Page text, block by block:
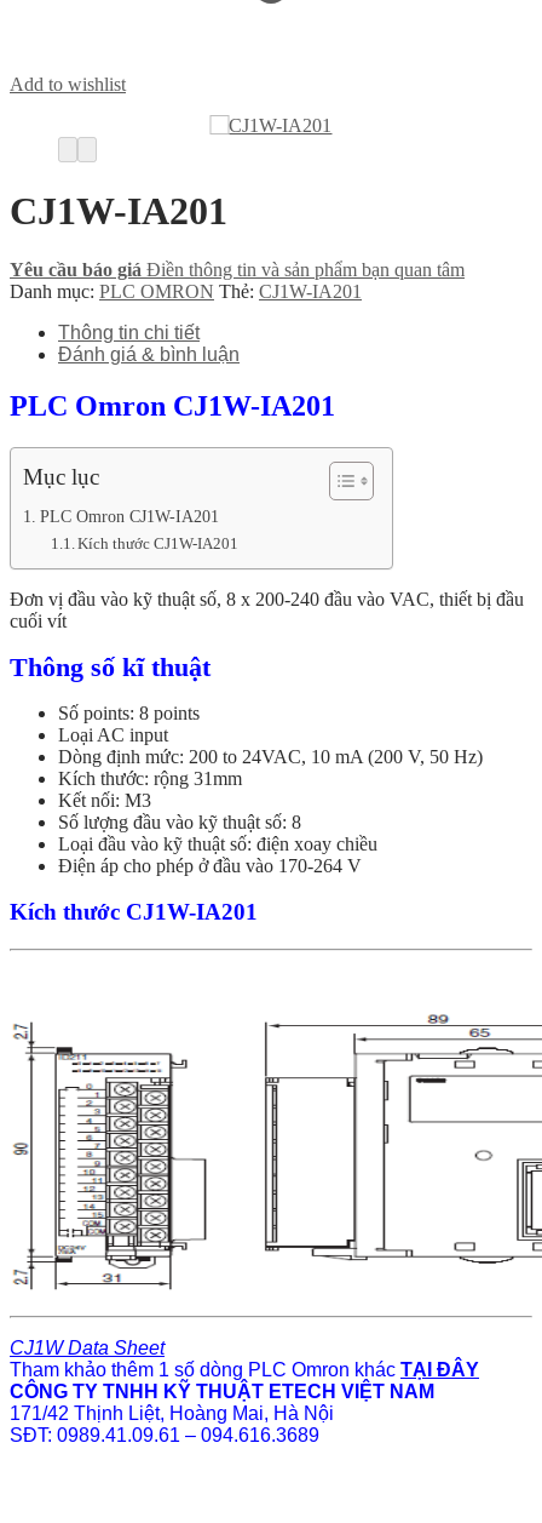
Add to wishlist
CJ1W-IA201
Yêu cầu báo giá Điền thông tin và sản phẩm bạn quan tâm
Danh mục: PLC OMRON Thẻ: CJ1W-IA201
Thông tin chi tiết
Đánh giá & bình luận
PLC Omron CJ1W-IA201
Mục lục
PLC Omron CJ1W-IA201
Kích thước CJ1W-IA201
Đơn vị đầu vào kỹ thuật số, 8 x 200-240 đầu vào VAC, thiết bị đầu
cuối vít
Thông số kĩ thuật
Số points: 8 points
Loại AC input
Dòng định mức: 200 to 24VAC, 10 mA (200 V, 50 Hz)
Kích thước: rộng 31mm
Kết nối: M3
Số lượng đầu vào kỹ thuật số: 8
Loại đầu vào kỹ thuật số: điện xoay chiều
Điện áp cho phép ở đầu vào 170-264 V
Kích thước CJ1W-IA201
CJ1W Data Sheet
Tham khảo thêm 1 số dòng PLC Omron khác TẠI ĐÂY
CÔNG TY TNHH KỸ THUẬT ETECH VIỆT NAM
171/42 Thịnh Liệt, Hoàng Mai, Hà Nội
SĐT: 0989.41.09.61 – 094.616.3689